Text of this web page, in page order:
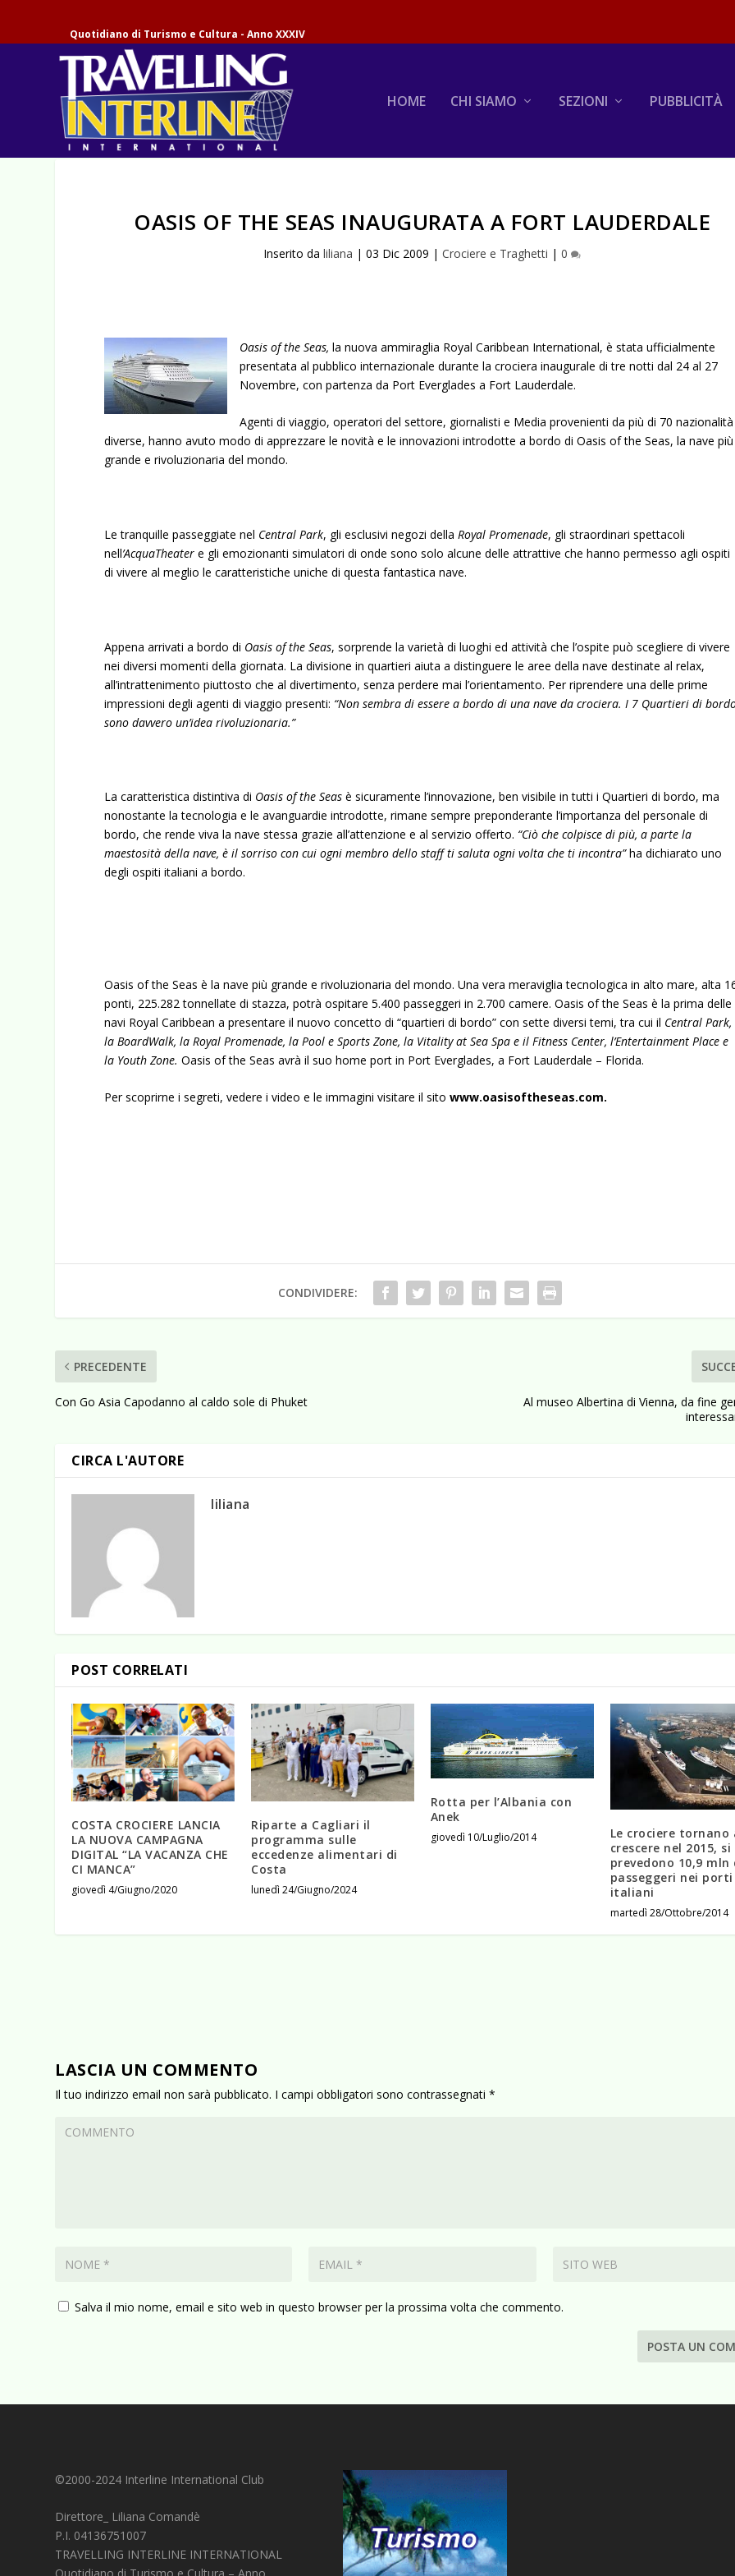
Quotidiano di Turismo e Cultura - Anno XXXIV
HOME CHI SIAMO SEZIONI PUBBLICITÀ
OASIS OF THE SEAS INAUGURATA A FORT LAUDERDALE
Inserito daliliana |03 Dic 2009 |Crociere e Traghetti |0
Oasis of the Seas, la nuova ammiraglia Royal Caribbean International, è stata ufficialmente
presentata al pubblico internazionale durante la crociera inaugurale di tre notti dal 24 al 27
Novembre, con partenza da Port Everglades a Fort Lauderdale.
Agenti di viaggio, operatori del settore, giornalisti e Media provenienti da più di 70 nazionalità
diverse, hanno avuto modo di apprezzare le novità e le innovazioni introdotte a bordo di Oasis of the Seas, la nave più
grande e rivoluzionaria del mondo.
Le tranquille passeggiate nel Central Park, gli esclusivi negozi dellaRoyal Promenade, gli straordinari spettacoli
nell’AcquaTheatere gli emozionanti simulatori di onde sono solo alcune delle attrattive che hanno permesso agli ospiti
di vivere al meglio le caratteristiche uniche di questa fantastica nave.
Appena arrivati a bordo di Oasis of the Seas, sorprende la varietà di luoghi ed attività che l’ospite può scegliere di vivere
nei diversi momenti della giornata. La divisione in quartieri aiuta a distinguere le aree della nave destinate al relax,
all’intrattenimento piuttosto che al divertimento, senza perdere mai l’orientamento. Per riprendere una delle prime
impressioni degli agenti di viaggio presenti: “Non sembra di essere a bordo di una nave da crociera. I 7 Quartieri di
sono davvero un’idea rivoluzionaria.”
La caratteristica distintiva di Oasis of the Seasè sicuramente l’innovazione, ben visibile in tutti i Quartieri di bordo, ma
nonostante la tecnologia e le avanguardie introdotte, rimane sempre preponderante l’importanza del personale di
bordo, che rende viva la nave stessa grazie all’attenzione e al servizio offerto. “Ciò che colpisce di più, a parte la
maestosità della nave, è il sorriso con cui ogni membro dello staff ti saluta ogni volta che ti incontra”ha dichiarato uno
degli ospiti italiani a bordo.
Oasis of the Seas è la nave più grande e rivoluzionaria del mondo. Una vera meraviglia tecnologica in alto mare, alta
ponti, 225.282 tonnellate di stazza, potrà ospitare 5.400 passeggeri in 2.700 camere. Oasis of the Seas è la prima delle
navi Royal Caribbean a presentare il nuovo concetto di “quartieri di bordo” con sette diversi temi, tra cui il Central Park,
la BoardWalk, la Royal Promenade, la Pool e Sports Zone, la Vitality at Sea Spa e il Fitness Center, l’Entertainment Place e
la Youth Zone. Oasis of the Seas avrà il suo home port in Port Everglades, a Fort Lauderdale – Florida.
Per scoprirne i segreti, vedere i video e le immagini visitare il sitowww.oasisoftheseas.com.
CONDIVIDERE:
PRECEDENTE
Con Go Asia Capodanno al caldo sole di Phuket
Al museo Albertina di Vienna, da fine
CIRCA L'AUTORE
liliana
POST CORRELATI
COSTA CROCIERE LANCIA
LA NUOVA CAMPAGNA
DIGITAL “LA VACANZA CHE
CI MANCA”
giovedì 4/Giugno/2020
Riparte a Cagliari il
programma sulle
eccedenze alimentari di
Costa
lunedì 24/Giugno/2024
Rotta per l’Albania con
Anek
giovedì 10/Luglio/2014
Le crociere tornano
crescere nel 2015, si
prevedono 10,9 mln
passeggeri nei porti
italiani
martedì 28/Ottobre/2014
LASCIA UN COMMENTO
Il tuo indirizzo email non sarà pubblicato. I campi obbligatori sono contrassegnati*
Salva il mio nome, email e sito web in questo browser per la prossima volta che commento.
©2000-2024 Interline International Club
Direttore_ Liliana Comandè
P.I. 04136751007
TRAVELLING INTERLINE INTERNATIONAL